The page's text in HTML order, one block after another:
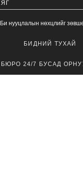
Би нууцлалын нөхцлийг
БИДНИЙ ТУХАЙ
БЮРО 24/7 БУСАД